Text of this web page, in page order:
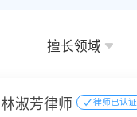
擅长领域
林淑芳律师 律师已认证